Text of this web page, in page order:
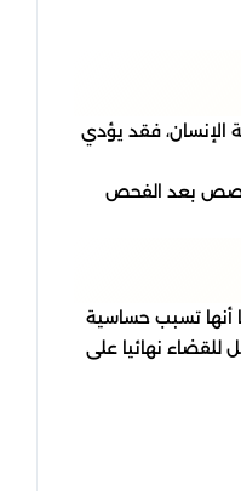
الإنسان، فقد يؤدي
بعد الفحص
أنها تسبب حساسية
للقضاء نهائيا على